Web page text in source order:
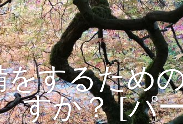
をするため
すか？ [パ